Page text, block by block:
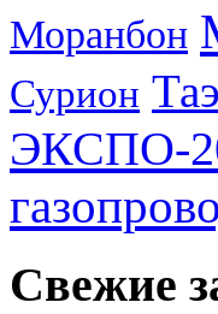
Моранбон
Сурион
ЭКСПО-
Свежие